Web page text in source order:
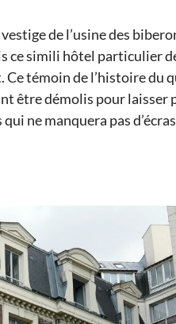
de l’usine des
ce simili hôtel particulier
Ce témoin de l’histoire du
être démolis pour laisser
ne manquera pas